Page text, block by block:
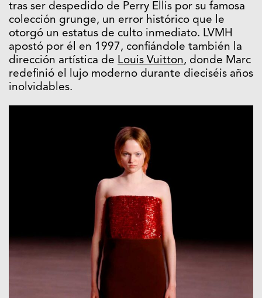
tras ser despedido de Perry Ellis por su famosa
colección grunge, un error histórico que le
otorgó un estatus de culto inmediato. LVMH
apostó por él en 1997, confiándole también la
dirección artística de Louis Vuitton, donde Marc
redefinió el lujo moderno durante dieciséis años
inolvidables.